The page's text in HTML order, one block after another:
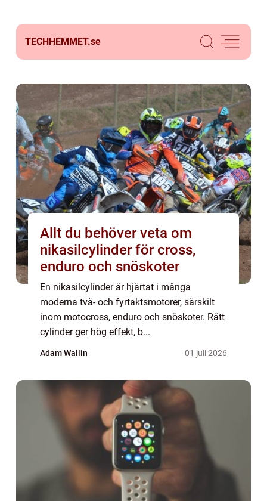
TECHHEMMET.se
Allt du behöver veta om
nikasilcylinder för cross,
enduro och snöskoter
En nikasilcylinder är hjärtat i många
moderna två- och fyrtaktsmotorer, särskilt
inom motocross, enduro och snöskoter. Rätt
cylinder ger hög effekt, b...
Adam Wallin 01 juli 2026